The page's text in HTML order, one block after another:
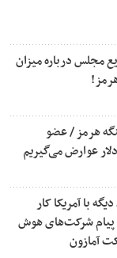
مجلس درباره میزان
هرمز / عضو
با آمریکا کار
پیام شرکت‌های هوش
آمازون